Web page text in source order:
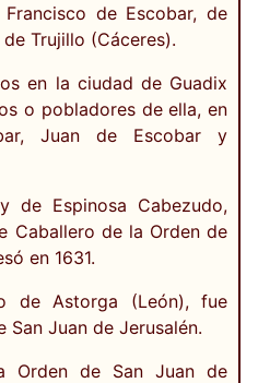
de Escobar, de
Trujillo (Cáceres).
en la ciudad de Guadix
o pobladores de ella, en
Juan de Escobar y
de Espinosa Cabezudo,
Caballero de la Orden de
en 1631.
de Astorga (León), fue
San Juan de Jerusalén.
Orden de San Juan de